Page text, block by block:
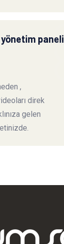
paneli
,
direk
gelen